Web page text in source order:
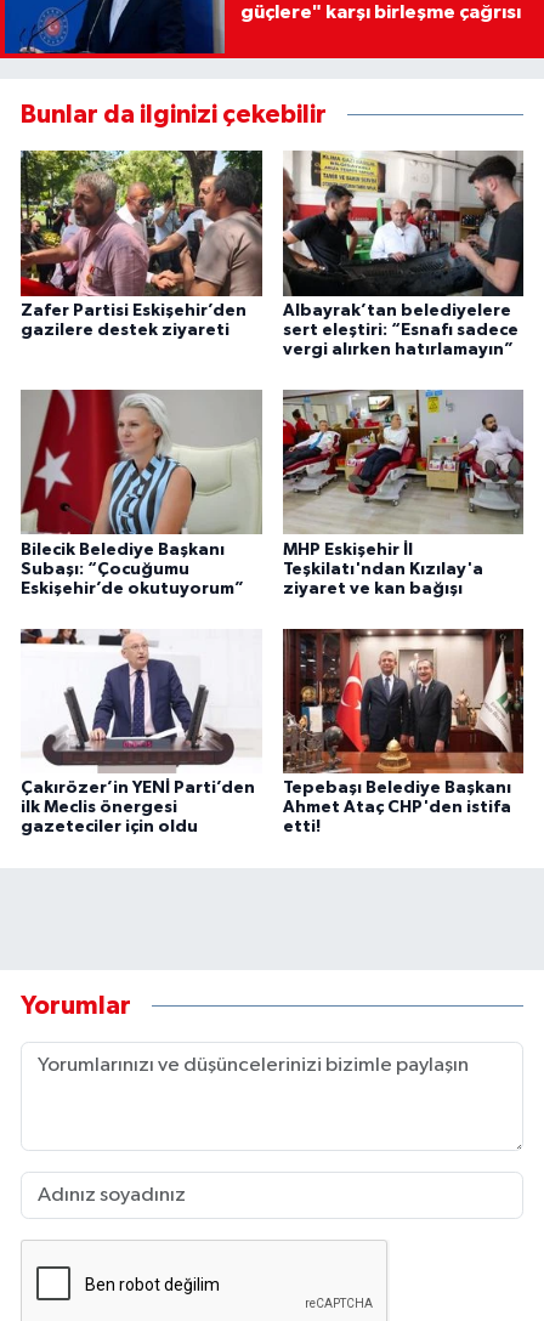
güçlere" karşı birleşme çağrısı
Bunlar da ilginizi çekebilir
Zafer Partisi Eskişehir’den
gazilere destek ziyareti
Albayrak’tan belediyelere
sert eleştiri: “Esnafı sadece
vergi alırken hatırlamayın”
Bilecik Belediye Başkanı
Subaşı: “Çocuğumu
Eskişehir’de okutuyorum”
MHP Eskişehir İl
Teşkilatı'ndan Kızılay'a
ziyaret ve kan bağışı
Çakırözer’in YENİ Parti’den
ilk Meclis önergesi
gazeteciler için oldu
Tepebaşı Belediye Başkanı
Ahmet Ataç CHP'den istifa
etti!
Yorumlar